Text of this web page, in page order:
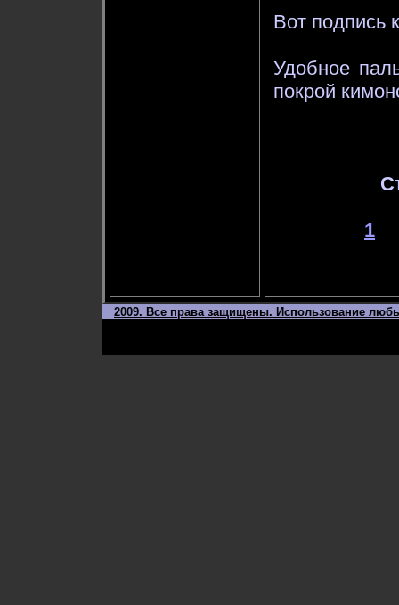
Вот подпись
Удобное
покрой
1
2009. Все права защищены. Использование